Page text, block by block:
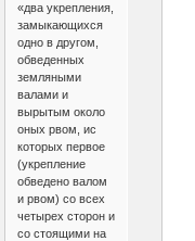
«два укрепления,
замыкающихся
одно в другом,
обведенных
земляными
валами и
вырытым около
оных рвом, ис
которых первое
(укрепление
обведено валом
и рвом) со всех
четырех сторон и
со стоящими на